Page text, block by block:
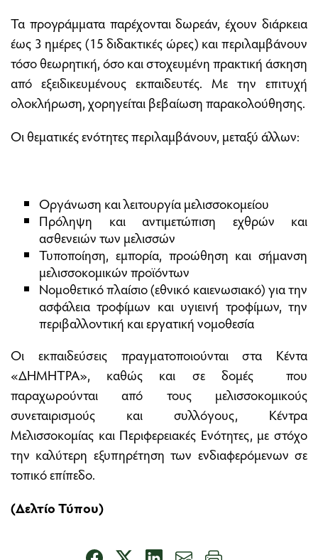
Τα προγράμματα παρέχονται δωρεάν, έχουν διάρκεια
έως 3 ημέρες (15 διδακτικές ώρες) και περιλαμβάνουν
τόσο θεωρητική, όσο και στοχευμένη πρακτική άσκηση
από εξειδικευμένους εκπαιδευτές. Με την επιτυχή
ολοκλήρωση, χορηγείται βεβαίωση παρακολούθησης.
Οι θεματικές ενότητες περιλαμβάνουν, μεταξύ άλλων:
Οργάνωση και λειτουργία μελισσοκομείου
Πρόληψη και αντιμετώπιση εχθρών και
ασθενειών των μελισσών
Τυποποίηση, εμπορία, προώθηση και σήμανση
μελισσοκομικών προϊόντων
Νομοθετικό πλαίσιο (εθνικό καιενωσιακό) για την
ασφάλεια τροφίμων και υγιεινή τροφίμων, την
περιβαλλοντική και εργατική νομοθεσία
Οι εκπαιδεύσεις πραγματοποιούνται στα Κέντα
«ΔΗΜΗΤΡΑ», καθώς και σε δομές που
παραχωρούνται από τους μελισσοκομικούς
συνεταιρισμούς και συλλόγους, Κέντρα
Μελισσοκομίας και Περιφερειακές Ενότητες, με στόχο
την καλύτερη εξυπηρέτηση των ενδιαφερόμενων σε
τοπικό επίπεδο.
(Δελτίο Τύπου)